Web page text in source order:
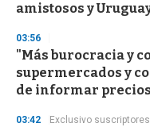
amistosos y
03:56
"Más burocracia y
supermercados y
de informar
03:42 Exclusivo suscriptores